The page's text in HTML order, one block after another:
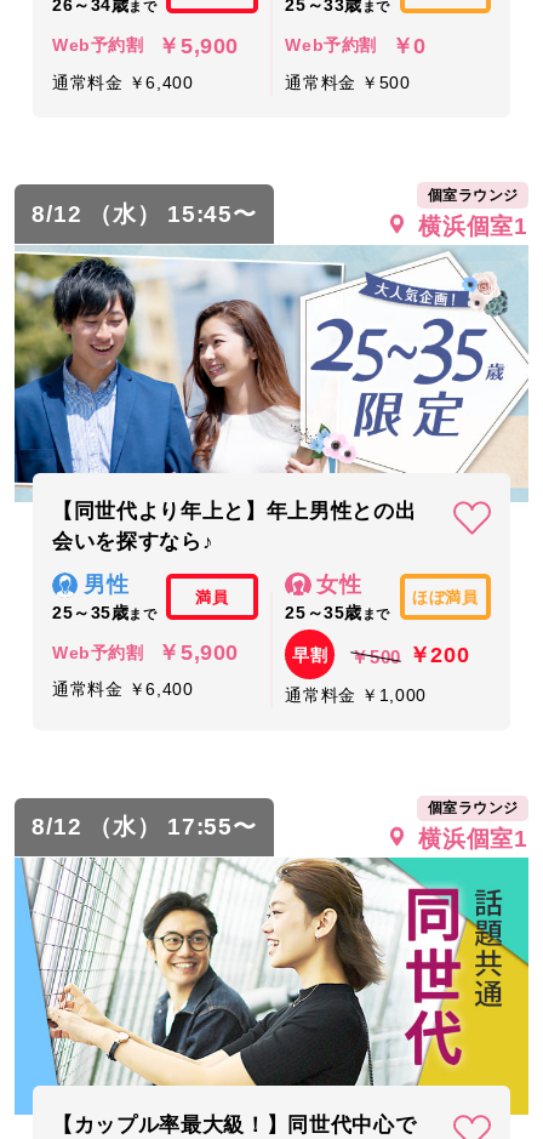
26～34歳まで
Web予約割 ￥5,900
通常料金 ￥6,400
25～33歳 まで
Web予約割 ￥0
通常料金 ￥500
8/12 （水） 15:45〜
個室ラウンジ
横浜個室1
【同世代より年上と】年上男性との出
会いを探すなら♪
男性
25～35歳まで
満員
Web予約割 ￥5,900
通常料金 ￥6,400
女性
25～35歳 まで
ほぼ満員
早割 ￥500 ￥200
通常料金 ￥1,000
8/12 （水） 17:55〜
個室ラウンジ
横浜個室1
【カップル率最大級！】同世代中心で